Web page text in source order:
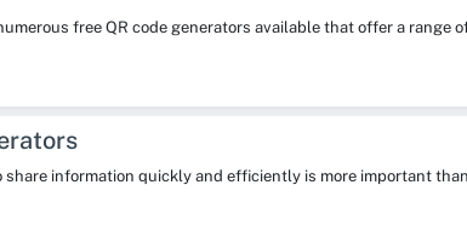
free QR code generators available that offer a
information quickly and efficiently is more important